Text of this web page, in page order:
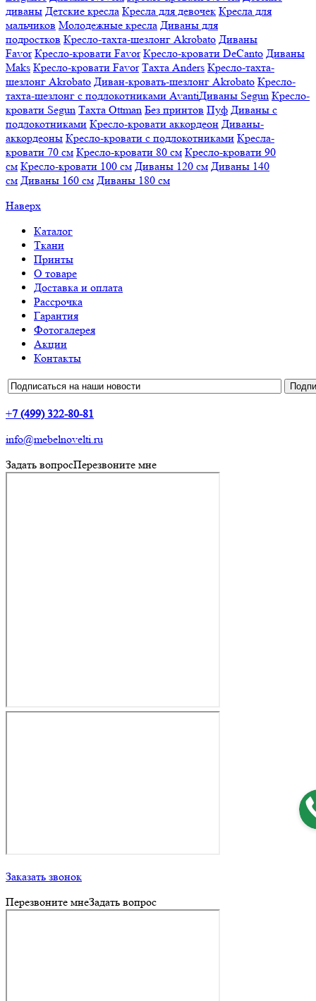
диваны Детские кресла Кресла для девочек Кресла для
мальчиков Молодежные кресла Диваны для
подростков Кресло-тахта-шезлонг Akrobato Диваны
Favor Кресло-кровати Favor Кресло-кровати DeCanto Диваны
Maks Кресло-кровати Favor Тахта Anders Кресло-тахта-
шезлонг Akrobato Диван-кровать-шезлонг Akrobato Кресло-
тахта-шезлонг с подлокотниками AvantiДиваны Segun Кресло-
кровати Segun Тахта Ottman Без принтов Пуф Диваны с
подлокотниками Кресло-кровати аккордеон Диваны-
аккордеоны Кресло-кровати с подлокотниками Кресла-
кровати 70 см Кресло-кровати 80 см Кресло-кровати 90
см Кресло-кровати 100 см Диваны 120 см Диваны 140
см Диваны 160 см Диваны 180 см
Наверх
Каталог
Ткани
Принты
О товаре
Доставка и оплата
Рассрочка
Гарантия
Фотогалерея
Акции
Контакты
+7 (499) 322-80-81
info@mebelnovelti.ru
Задать вопросПерезвоните мне
Заказать звонок
Перезвоните мнеЗадать вопрос